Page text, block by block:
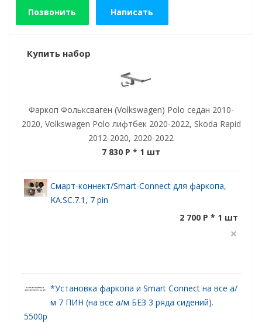
Позвонить Написать
Купить набор
Фаркоп Фольксваген (Volkswagen) Polo седан 2010-
2020, Volkswagen Polo лифтбек 2020-2022, Skoda Rapid
2012-2020, 2020-2022
7 830 P * 1 шт
Смарт-коннект/Smart-Connect для фаркопа,
KA.SC.7.1, 7 pin
2 700 P * 1 шт
*Установка фаркопа и Smart Connect на все а/
м 7 ПИН (на все а/м БЕЗ 3 ряда сидений).
5500р